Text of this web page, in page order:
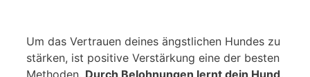
Um das Vertrauen deines ängstlichen Hundes zu
stärken, ist positive Verstärkung eine der besten